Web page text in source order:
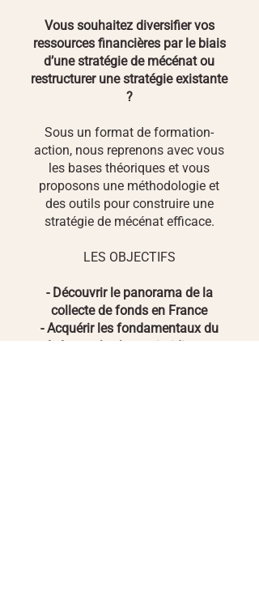
Vous souhaitez diversifier vos
ressources financières par le biais
d’une stratégie de mécénat ou
restructurer une stratégie existante
?
Sous un format de formation-
action, nous reprenons avec vous
les bases théoriques et vous
proposons une méthodologie et
des outils pour construire une
stratégie de mécénat efficace.
LES OBJECTIFS
- Découvrir le panorama de la
collecte de fonds en France
- Acquérir les fondamentaux du
mécénat et les bases juridiques et